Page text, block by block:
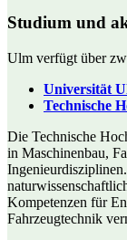
Studium und
Ulm verfügt über
Universität
Technische
Die Technische
in Maschinenbau,
Kompetenzen für
Fahrzeugtechnik